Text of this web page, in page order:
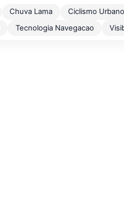
Chuva Lama Ciclismo Urbano
Tecnologia Navegacao